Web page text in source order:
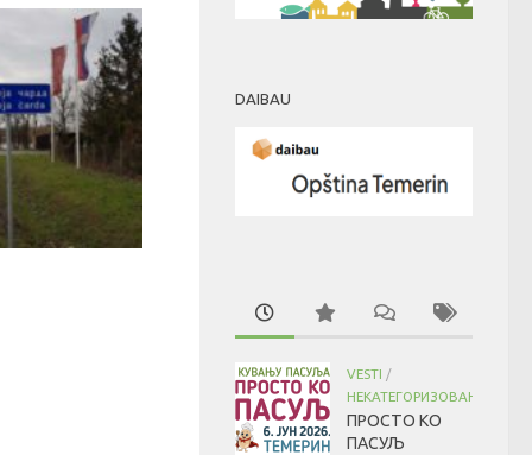
DAIBAU
VESTI /
НЕКАТЕГОРИЗОВАНО
ПРОСТО КО
ПАСУЉ